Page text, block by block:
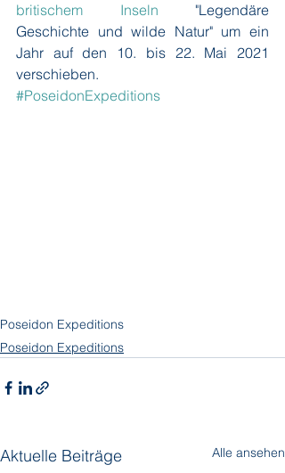
britischem Inseln
"Legendäre
Geschichte und wilde Natur" um ein
Jahr auf den 10. bis 22. Mai 2021
verschieben.
#PoseidonExpeditions
Poseidon Expeditions
Poseidon Expeditions
Aktuelle Beiträge Alle ansehen